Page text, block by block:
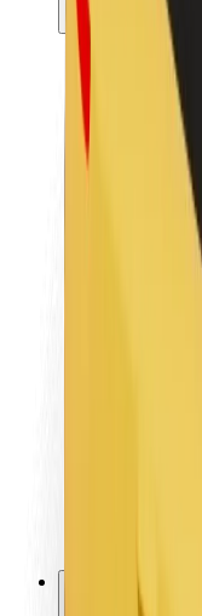
O platformi
Održivost
Projekt nula
Smjernice
Odnosi s